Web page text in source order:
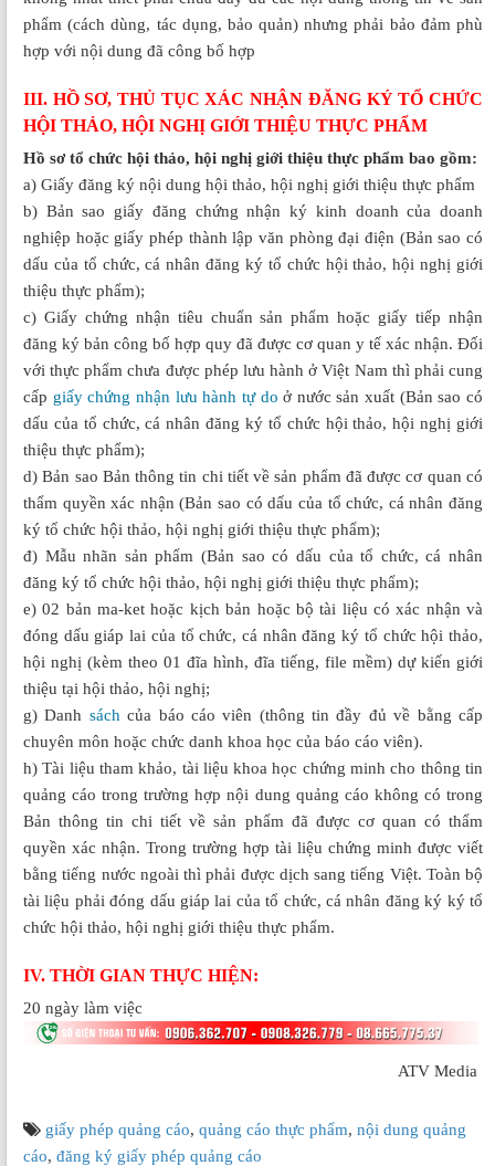
phẩm (cách dùng, tác dụng, bảo quản) nhưng phải bảo đảm phù
hợp với nội dung đã công bố hợp
III. HỒ SƠ, THỦ TỤC XÁC NHẬN ĐĂNG KÝ TỔ CHỨC
HỘI THẢO, HỘI NGHỊ GIỚI THIỆU THỰC PHẨM
Hồ sơ tổ chức hội thảo, hội nghị giới thiệu thực phẩm bao gồm:
a) Giấy đăng ký nội dung hội thảo, hội nghị giới thiệu thực phẩm
b) Bản sao giấy đăng chứng nhận ký kinh doanh của doanh
nghiệp hoặc giấy phép thành lập văn phòng đại điện (Bản sao có
dấu của tổ chức, cá nhân đăng ký tổ chức hội thảo, hội nghị giới
thiệu thực phẩm);
c) Giấy chứng nhận tiêu chuẩn sản phẩm hoặc giấy tiếp nhận
đăng ký bản công bố hợp quy đã được cơ quan y tế xác nhận. Đối
với thực phẩm chưa được phép lưu hành ở Việt Nam thì phải cung
cấp giấy chứng nhận lưu hành tự do ở nước sản xuất (Bản sao có
dấu của tổ chức, cá nhân đăng ký tổ chức hội thảo, hội nghị giới
thiệu thực phẩm);
d) Bản sao Bản thông tin chi tiết về sản phẩm đã được cơ quan có
thẩm quyền xác nhận (Bản sao có dấu của tổ chức, cá nhân đăng
ký tổ chức hội thảo, hội nghị giới thiệu thực phẩm);
đ) Mẫu nhãn sản phẩm (Bản sao có dấu của tổ chức, cá nhân
đăng ký tổ chức hội thảo, hội nghị giới thiệu thực phẩm);
e) 02 bản ma-ket hoặc kịch bản hoặc bộ tài liệu có xác nhận và
đóng dấu giáp lai của tổ chức, cá nhân đăng ký tổ chức hội thảo,
hội nghị (kèm theo 01 đĩa hình, đĩa tiếng, file mềm) dự kiến giới
thiệu tại hội thảo, hội nghị;
g) Danh sách của báo cáo viên (thông tin đầy đủ về bằng cấp
chuyên môn hoặc chức danh khoa học của báo cáo viên).
h) Tài liệu tham khảo, tài liệu khoa học chứng minh cho thông tin
quảng cáo trong trường hợp nội dung quảng cáo không có trong
Bản thông tin chi tiết về sản phẩm đã được cơ quan có thẩm
quyền xác nhận. Trong trường hợp tài liệu chứng minh được viết
bằng tiếng nước ngoài thì phải được dịch sang tiếng Việt. Toàn bộ
tài liệu phải đóng dấu giáp lai của tổ chức, cá nhân đăng ký ký tổ
chức hội thảo, hội nghị giới thiệu thực phẩm.
IV. THỜI GIAN THỰC HIỆN:
20 ngày làm việc
ATV Media
giấy phép quảng cáo, quảng cáo thực phẩm, nội dung quảng
cáo, đăng ký giấy phép quảng cáo